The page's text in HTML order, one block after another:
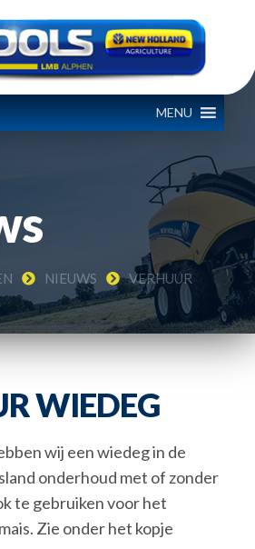
MENU
NIEUWS
VERHUUR
WIEDEG
wij een wiedeg in de
onderhoud met of zonder
te gebruiken voor het
Zie onder het kopje